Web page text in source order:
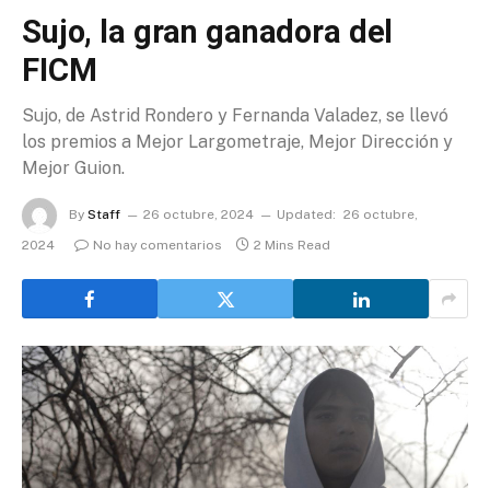
Sujo, la gran ganadora del
FICM
Sujo, de Astrid Rondero y Fernanda Valadez, se llevó
los premios a Mejor Largometraje, Mejor Dirección y
Mejor Guion.
By Staff 26 octubre, 2024 Updated: 26 octubre,
2024
No hay comentarios 2 Mins Read